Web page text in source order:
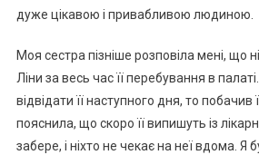
дуже цікавою і привабливою людиною.
Моя сестра пізніше розповіла мені, що
Ліни за весь час її перебування в
відвідати її наступного дня, то побачив
пояснила, що скоро її випишуть із
забере, і ніхто не чекає на неї вдома. Я